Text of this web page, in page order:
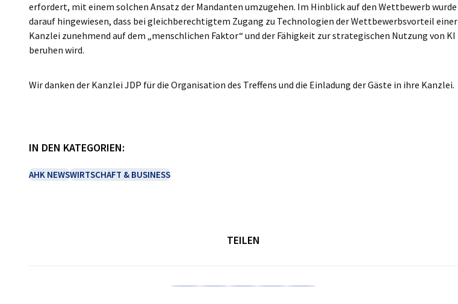
erfordert, mit einem solchen Ansatz der Mandanten umzugehen. Im Hinblick auf den Wettbewerb wurde
darauf hingewiesen, dass bei gleichberechtigtem Zugang zu Technologien der Wettbewerbsvorteil einer
Kanzlei zunehmend auf dem „menschlichen Faktor“ und der Fähigkeit zur strategischen Nutzung von KI
beruhen wird.
Wir danken der Kanzlei JDP für die Organisation des Treffens und die Einladung der Gäste in ihre Kanzlei.
IN DEN KATEGORIEN:
AHK NEWSWIRTSCHAFT & BUSINESS
TEILEN